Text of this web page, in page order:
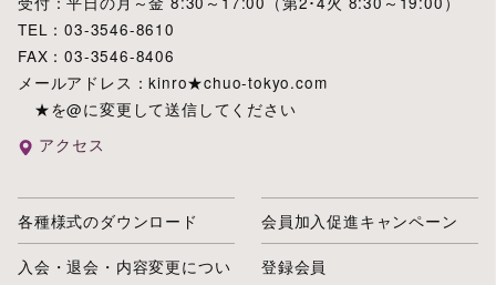
TEL：03-3546-8610
FAX：03-3546-8406
メールアドレス：kinro★chuo-tokyo.com
★を@に変更して送信してください
アクセス
各種様式のダウンロード
入会・退会・内容変更につい
会員加入促進キャンペーン
登録会員